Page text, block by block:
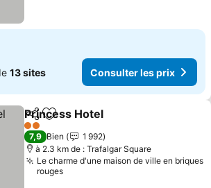
13 sites Consulter les prix
PartagerAjouter à mes favoris
Princess Hotel
2 Étoiles
7,9 Bien
1 992
à 2.3 km de : Trafalgar Square
Le charme d'une maison de ville en briques
rouges